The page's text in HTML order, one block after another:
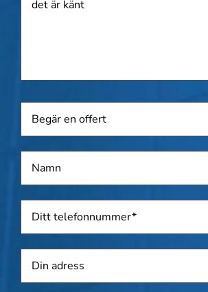
enhetens/enheternas
känt
en
offert
Namn *
Telefon *
Adress